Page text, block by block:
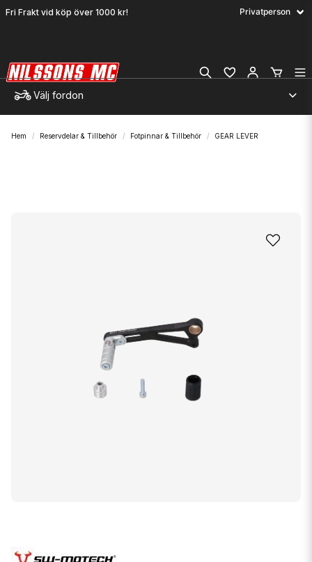
Fri Frakt vid köp över 1000 kr!
Välj fordon
Hem Reservdelar & Tillbehör Fotpinnar & Tillbehör GEAR LEVER